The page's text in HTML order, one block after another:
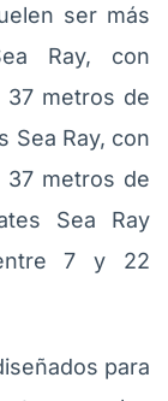
ser más
Ray, con
37 metros de
Sea Ray, con
37 metros de
Sea Ray
7 y 22
para